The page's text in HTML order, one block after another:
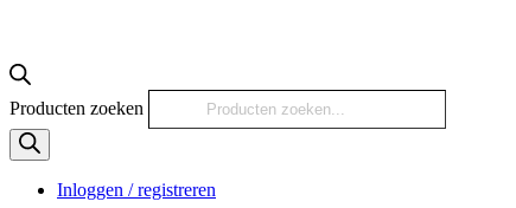
Producten zoeken
Inloggen / registreren